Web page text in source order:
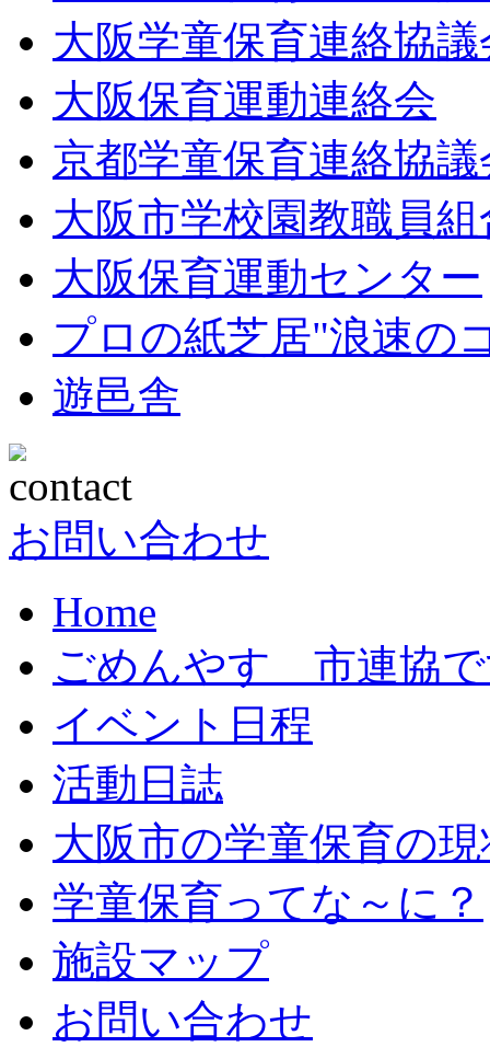
大阪学童保育連絡協議
大阪保育運動連絡会
京都学童保育連絡協議
大阪市学校園教職員組
大阪保育運動センター
プロの紙芝居"浪速の
遊邑舎
お問い合わせ
Home
ごめんやす 市連協
イベント日程
活動日誌
大阪市の学童保育の
学童保育ってな～に？
施設マップ
お問い合わせ